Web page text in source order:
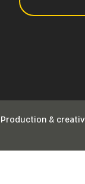
Production &